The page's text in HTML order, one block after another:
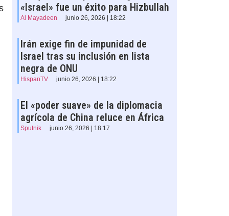
«Israel» fue un éxito para Hizbullah
Al Mayadeen junio 26, 2026 | 18:22
Irán exige fin de impunidad de
Israel tras su inclusión en lista
negra de ONU
HispanTV junio 26, 2026 | 18:22
El «poder suave» de la diplomacia
agrícola de China reluce en África
Sputnik junio 26, 2026 | 18:17